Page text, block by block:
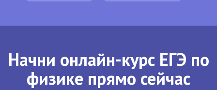
Начни онлайн-курс ЕГЭ по
физике прямо сейчас